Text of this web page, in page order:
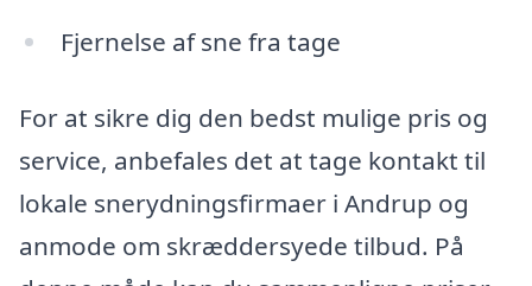
Fjernelse af sne fra tage
For at sikre dig den bedst mulige pris og
service, anbefales det at tage kontakt til
lokale snerydningsfirmaer i Andrup og
anmode om skræddersyede tilbud. På